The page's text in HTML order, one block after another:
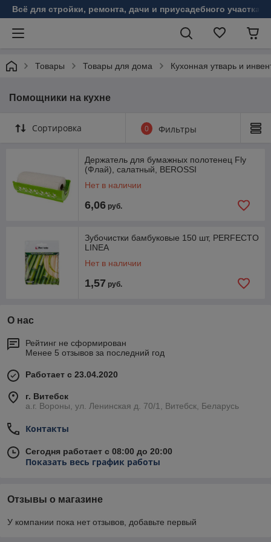
Всё для стройки, ремонта, дачи и приусадебного участка!
Товары Товары для дома Кухонная утварь и
Помощники на кухне
Сортировка 0 Фильтры
Держатель для бумажных полотенец Fly
(Флай), салатный, BEROSSI
Нет в наличии
6,06 руб.
Зубочистки бамбуковые 150 шт, PERFECTO
LINEA
Нет в наличии
1,57 руб.
О нас
Рейтинг не сформирован
Менее 5 отзывов за последний год
Работает с 23.04.2020
г. Витебск
а.г. Вороны, ул. Ленинская д. 70/1, Витебск, Беларусь
Контакты
Сегодня работает с 08:00 до 20:00
Показать весь график работы
Отзывы о магазине
У компании пока нет отзывов, добавьте первый